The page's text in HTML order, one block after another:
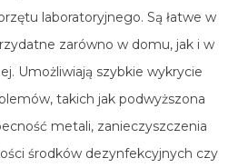
laboratoryjnego. Są łatwe w
zarówno w domu, jak i w
Umożliwiają szybkie wykrycie
takich jak podwyższona
metali, zanieczyszczenia
środków dezynfekcyjnych czy